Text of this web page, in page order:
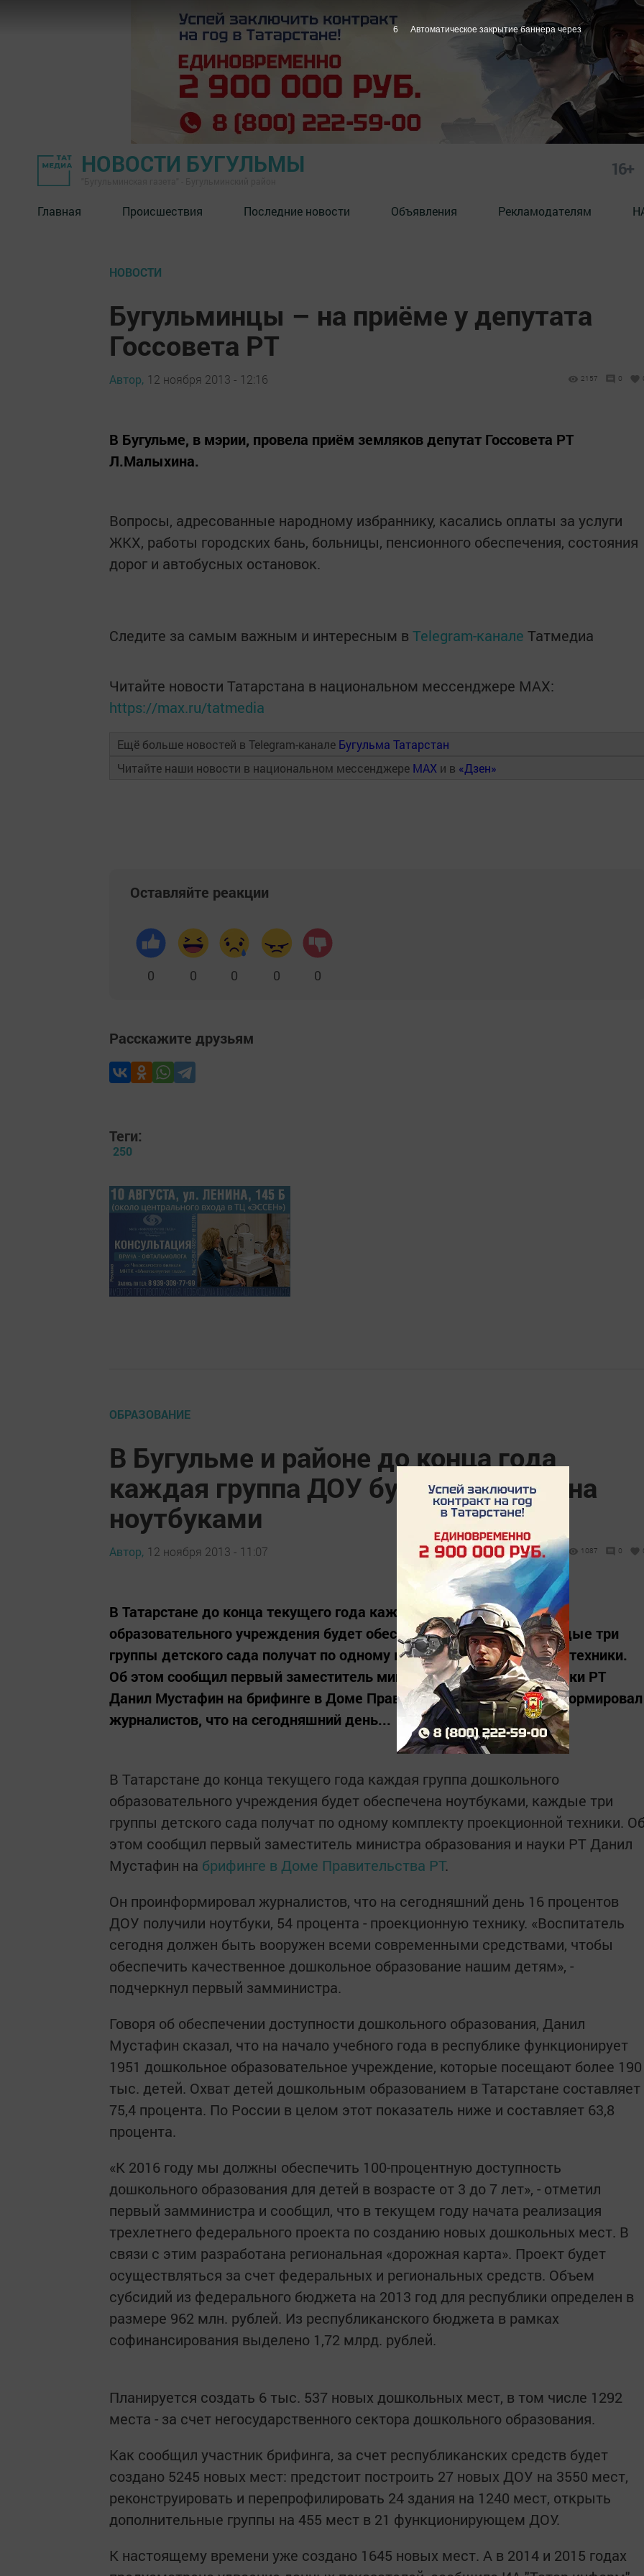
НОВОСТИ БУГУЛЬМЫ 16+
Главная Происшествия Последние новости Объявления Рекламодателям
НОВОСТИ
Бугульминцы – на приёме у депутата
Госсовета РТ
Автор, 12 ноября 2013 - 12:16 2157 0
В Бугульме, в мэрии, провела приём земляков депутат Госсовета РТ
Л.Малыхина.
Вопросы, адресованные народному избраннику, касались оплаты за услуги
ЖКХ, работы городских бань, больницы, пенсионного обеспечения, состояния
дорог и автобусных остановок.
Следите за самым важным и интересным в Telegram-канале Татмедиа
Читайте новости Татарстана в национальном мессенджере MАХ:
https://max.ru/tatmedia
Ещё больше новостей в Telegram-канале Бугульма Татарстан
Читайте наши новости в национальном мессенджере MAX и в «Дзен»
Оставляйте реакции
0 0 0 0 0
Расскажите друзьям
Теги:
250
ОБРАЗОВАНИЕ
В Бугульме и районе до конца года
каждая группа ДОУ будет обеспечена
ноутбуками
Автор, 12 ноября 2013 - 11:07 1087 0
В Татарстане до конца текущего года каждая группа дошкольного
образовательного учреждения будет обеспечена ноутбуками, каждые три
группы детского сада получат по одному комплекту проекционной техники.
Об этом сообщил первый заместитель министра образования и науки РТ
Данил Мустафин на брифинге в Доме Правительства РТ. Он проинформировал
журналистов, что на сегодняшний день...
В Татарстане до конца текущего года каждая группа дошкольного
образовательного учреждения будет обеспечена ноутбуками, каждые три
группы детского сада получат по одному комплекту проекционной техники.
этом сообщил первый заместитель министра образования и науки РТ Данил
Мустафин на брифинге в Доме Правительства РТ.
Он проинформировал журналистов, что на сегодняшний день 16 процентов
ДОУ получили ноутбуки, 54 процента - проекционную технику. «Воспитатель
сегодня должен быть вооружен всеми современными средствами, чтобы
обеспечить качественное дошкольное образование нашим детям», -
подчеркнул первый замминистра.
Говоря об обеспечении доступности дошкольного образования, Данил
Мустафин сказал, что на начало учебного года в республике функционирует
1951 дошкольное образовательное учреждение, которые посещают более 190
тыс. детей. Охват детей дошкольным образованием в Татарстане составляет
75,4 процента. По России в целом этот показатель ниже и составляет 63,8
процента.
«К 2016 году мы должны обеспечить 100-процентную доступность
дошкольного образования для детей в возрасте от 3 до 7 лет», - отметил
первый замминистра и сообщил, что в текущем году начата реализация
трехлетнего федерального проекта по созданию новых дошкольных мест. В
связи с этим разработана региональная «дорожная карта». Проект будет
осуществляться за счет федеральных и региональных средств. Объем
субсидий из федерального бюджета на 2013 год для республики определен в
размере 962 млн. рублей. Из республиканского бюджета в рамках
софинансирования выделено 1,72 млрд. рублей.
Планируется создать 6 тыс. 537 новых дошкольных мест, в том числе 1292
места - за счет негосударственного сектора дошкольного образования.
Как сообщил участник брифинга, за счет республиканских средств будет
создано 5245 новых мест: предстоит построить 27 новых ДОУ на 3550 мест,
реконструировать и перепрофилировать 24 здания на 1240 мест, открыть
дополнительные группы на 455 мест в 21 функционирующем ДОУ.
К настоящему времени уже создано 1645 новых мест. А в 2014 и 2015 годах
5 Автоматическое закрытие баннера через